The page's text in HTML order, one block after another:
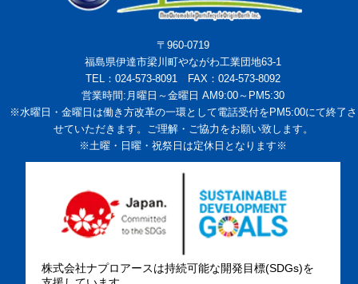
〒960-0719
福島県伊達市梁川町やながわ工業団地63-1
TEL：024-573-8091 FAX：024-573-8092
営業時間:月曜日～金曜日 AM9:00～PM5:30
※水曜日・金曜日は働き方改革の一環として電話受付をPM5:00にて終了さ
せていただきます。ご理解・ご協力をお願い致します。
※土曜・日曜・祝祭日は定休日となります※
株式会社ナプロアースは持続可能な開発目標(SDGs)を